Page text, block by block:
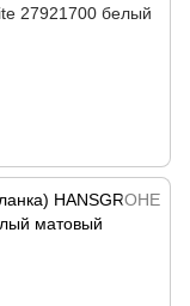
27921700 белый